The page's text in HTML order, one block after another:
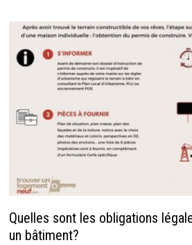
Quelles sont les obligations
un bâtiment?